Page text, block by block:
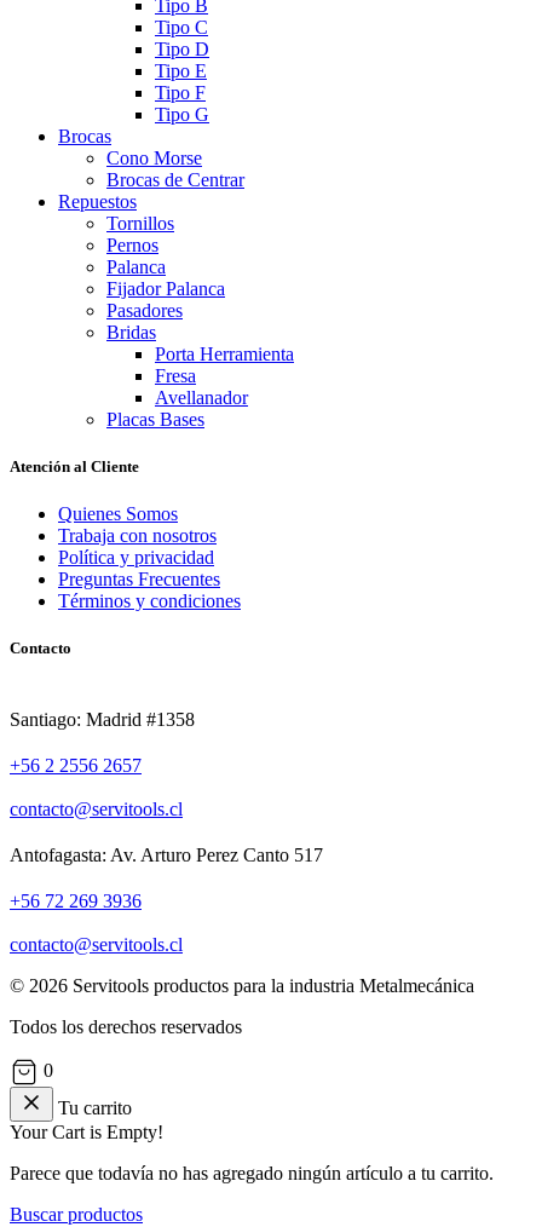
Tipo B
Tipo C
Tipo D
Tipo E
Tipo F
Tipo G
Brocas
Cono Morse
Brocas de Centrar
Repuestos
Tornillos
Pernos
Palanca
Fijador Palanca
Pasadores
Bridas
Porta Herramienta
Fresa
Avellanador
Placas Bases
Atención al Cliente
Quienes Somos
Trabaja con nosotros
Política y privacidad
Preguntas Frecuentes
Términos y condiciones
Contacto
Santiago: Madrid #1358
+56 2 2556 2657
contacto@servitools.cl
Antofagasta: Av. Arturo Perez Canto 517
+56 72 269 3936
contacto@servitools.cl
© 2026 Servitools productos para la industria Metalmecánica
Todos los derechos reservados
0
Tu carrito
Your Cart is Empty!
Parece que todavía no has agregado ningún artículo a tu carrito.
Buscar productos